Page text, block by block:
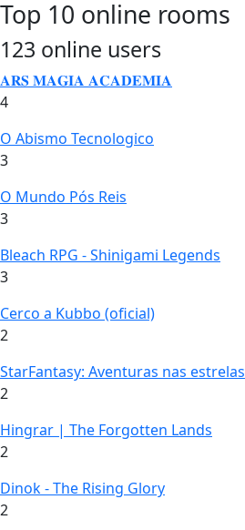
Top 10 online rooms
123 online users
𝐀𝐑𝐒 𝐌𝐀𝐆𝐈𝐀 𝐀𝐂𝐀𝐃𝐄𝐌𝐈𝐀
4
O Abismo Tecnologico
3
O Mundo Pós Reis
3
Bleach RPG - Shinigami Legends
3
Cerco a Kubbo (oficial)
2
StarFantasy: Aventuras nas estrelas
2
Hingrar | The Forgotten Lands
2
Dinok - The Rising Glory
2